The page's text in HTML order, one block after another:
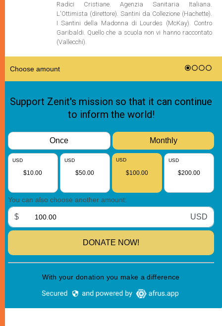
Radici Cristiane. Agenzia Sanitaria Italiana.
L'Ottimista (direttore). Santini da Collezione (Hachette).
I Santini della Madonna di Lourdes (McKay). Contro
Garibaldi. Quello che a scuola non vi hanno raccontato
(Vallecchi).